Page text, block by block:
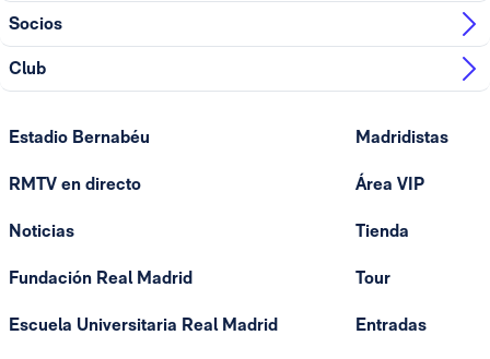
Socios
Club
Estadio Bernabéu
RMTV en directo
Noticias
Fundación Real Madrid
Escuela Universitaria Real Madrid
Madridistas
Área VIP
Tienda
Tour
Entradas